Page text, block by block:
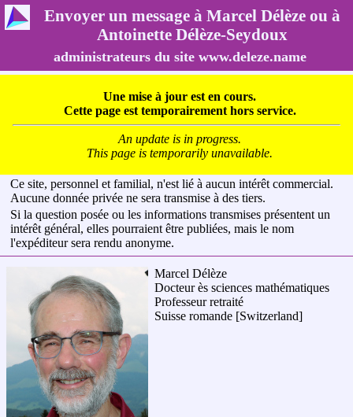
Envoyer un message à Marcel Délèze ou à
Antoinette Délèze-Seydoux
administrateurs du site www.deleze.name
Une mise à jour est en cours.
Cette page est temporairement hors service.
An update is in progress.
This page is temporarily unavailable.
Ce site, personnel et familial, n'est lié à aucun intérêt commercial.
Aucune donnée privée ne sera transmise à des tiers.
Si la question posée ou les informations transmises présentent un
intérêt général, elles pourraient être publiées, mais le nom
l'expéditeur sera rendu anonyme.
Marcel Délèze
Docteur ès sciences mathématiques
Professeur retraité
Suisse romande [Switzerland]